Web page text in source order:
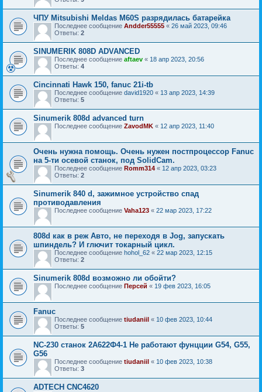
ЧПУ Mitsubishi Meldas M60S разрядилась батарейка
Последнее сообщение Andder55555 « 26 май 2023, 09:46
Ответы: 2
SINUMERIK 808D ADVANCED
Последнее сообщение aftaev « 18 апр 2023, 20:56
Ответы: 4
Cincinnati Hawk 150, fanuc 21i-tb
Последнее сообщение david1920 « 13 апр 2023, 14:39
Ответы: 5
Sinumerik 808d advanced turn
Последнее сообщение ZavodMK « 12 апр 2023, 11:40
Очень нужна помощь. Очень нужен постпроцессор Fanuc
на 5-ти осевой станок, под SolidCam.
Последнее сообщение Romm314 « 12 апр 2023, 03:23
Ответы: 2
Sinumerik 840 d, зажимное устройство спад
противодавления
Последнее сообщение Vaha123 « 22 мар 2023, 17:22
808d как в реж Авто, не переходя в Jog, запускать
шпиндель? И глючит токарный цикл.
Последнее сообщение hohol_62 « 22 мар 2023, 12:15
Ответы: 2
Sinumerik 808d возможно ли обойти?
Последнее сообщение Персей « 19 фев 2023, 16:05
Fanuc
Последнее сообщение tiudaniil « 10 фев 2023, 10:44
Ответы: 5
NC-230 станок 2А622Ф4-1 Не работают фунцции G54, G55,
G56
Последнее сообщение tiudaniil « 10 фев 2023, 10:38
Ответы: 3
ADTECH CNC4620